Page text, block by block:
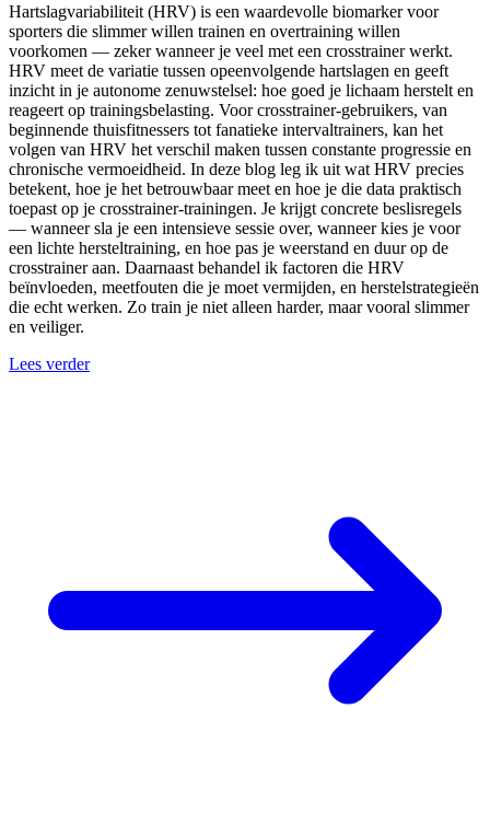
Hartslagvariabiliteit (HRV) is een waardevolle biomarker voor
sporters die slimmer willen trainen en overtraining willen
voorkomen — zeker wanneer je veel met een crosstrainer werkt.
HRV meet de variatie tussen opeenvolgende hartslagen en geeft
inzicht in je autonome zenuwstelsel: hoe goed je lichaam herstelt en
reageert op trainingsbelasting. Voor crosstrainer-gebruikers, van
beginnende thuisfitnessers tot fanatieke intervaltrainers, kan het
volgen van HRV het verschil maken tussen constante progressie en
chronische vermoeidheid. In deze blog leg ik uit wat HRV precies
betekent, hoe je het betrouwbaar meet en hoe je die data praktisch
toepast op je crosstrainer-trainingen. Je krijgt concrete beslisregels
— wanneer sla je een intensieve sessie over, wanneer kies je voor
een lichte hersteltraining, en hoe pas je weerstand en duur op de
crosstrainer aan. Daarnaast behandel ik factoren die HRV
beïnvloeden, meetfouten die je moet vermijden, en herstelstrategieën
die echt werken. Zo train je niet alleen harder, maar vooral slimmer
en veiliger.
Lees verder